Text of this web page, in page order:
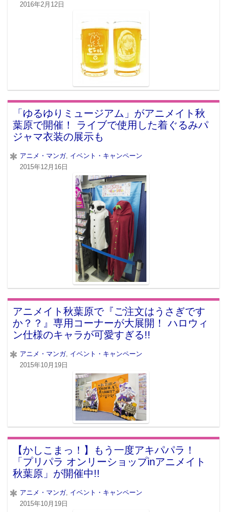
2016年2月12日
「ゆるゆりミュージアム」がアニメイト秋
葉原で開催！ ライブで使用した着ぐるみパ
ジャマ衣装の展示も
アニメ・マンガ, イベント・キャンペーン
2015年12月16日
アニメイト秋葉原で『ご注文はうさぎです
か？？』専用コーナーが大展開！ ハロウィ
ン仕様のキャラが可愛すぎる!!
アニメ・マンガ, イベント・キャンペーン
2015年10月19日
【かしこまっ！】もう一度アキパパラ！
「プリパラ オンリーショップinアニメイト
秋葉原」が開催中!!
アニメ・マンガ, イベント・キャンペーン
2015年10月19日